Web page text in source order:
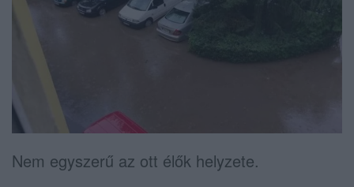
Nem egyszerű az ott élők helyzete.